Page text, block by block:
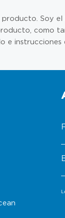
producto. Soy
como
e instrucciones